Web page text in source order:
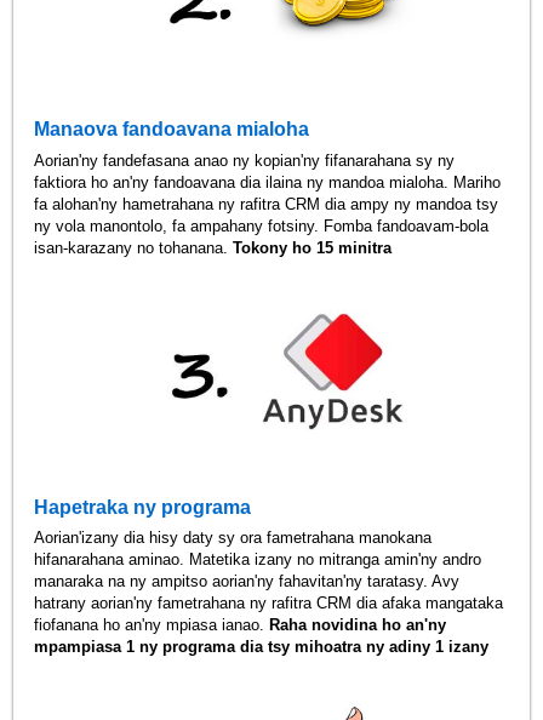
Manaova fandoavana mialoha
Aorian'ny fandefasana anao ny kopian'ny fifanarahana sy ny
faktiora ho an'ny fandoavana dia ilaina ny mandoa mialoha. Mariho
fa alohan'ny hametrahana ny rafitra CRM dia ampy ny mandoa tsy
ny vola manontolo, fa ampahany fotsiny. Fomba fandoavam-bola
isan-karazany no tohanana.Tokony ho 15 minitra
Hapetraka ny programa
Aorian'izany dia hisy daty sy ora fametrahana manokana
hifanarahana aminao. Matetika izany no mitranga amin'ny andro
manaraka na ny ampitso aorian'ny fahavitan'ny taratasy. Avy
hatrany aorian'ny fametrahana ny rafitra CRM dia afaka mangataka
fiofanana ho an'ny mpiasa ianao.
Raha novidina ho an'ny
mpampiasa 1 ny programa dia tsy mihoatra ny adiny 1 izany